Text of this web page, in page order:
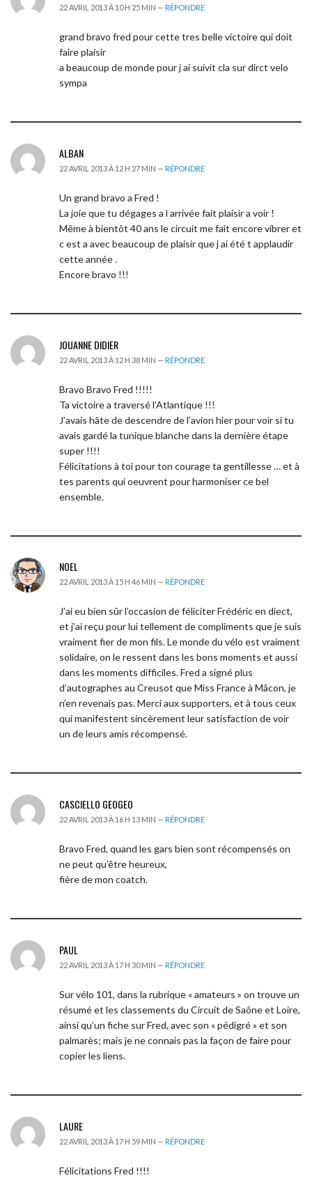
22 AVRIL 2013 À 10 H 25 MIN — RÉPONDRE
grand bravo fred pour cette tres belle victoire qui doit
faire plaisir
a beaucoup de monde pour j ai suivit cla sur dirct velo
sympa
ALBAN
22 AVRIL 2013 À 12 H 27 MIN — RÉPONDRE
Un grand bravo a Fred !
La joie que tu dégages a l arrivée fait plaisir a voir !
Même à bientôt 40 ans le circuit me fait encore vibrer et
c est a avec beaucoup de plaisir que j ai été t applaudir
cette année .
Encore bravo !!!
JOUANNE DIDIER
22 AVRIL 2013 À 12 H 38 MIN — RÉPONDRE
Bravo Bravo Fred !!!!!
Ta victoire a traversé l’Atlantique !!!
J’avais hâte de descendre de l’avion hier pour voir si tu
avais gardé la tunique blanche dans la dernière étape
super !!!!
Félicitations à toi pour ton courage ta gentillesse … et à
tes parents qui oeuvrent pour harmoniser ce bel
ensemble.
NOEL
22 AVRIL 2013 À 15 H 46 MIN — RÉPONDRE
J’ai eu bien sûr l’occasion de féliciter Frédéric en diect,
et j’ai reçu pour lui tellement de compliments que je suis
vraiment fier de mon fils. Le monde du vélo est vraiment
solidaire, on le ressent dans les bons moments et aussi
dans les moments difficiles. Fred a signé plus
d’autographes au Creusot que Miss France à Mâcon, je
n’en revenais pas. Merci aux supporters, et à tous ceux
qui manifestent sincèrement leur satisfaction de voir
un de leurs amis récompensé.
CASCIELLO GEOGEO
22 AVRIL 2013 À 16 H 13 MIN — RÉPONDRE
Bravo Fred, quand les gars bien sont récompensés on
ne peut qu’être heureux,
fière de mon coatch.
PAUL
22 AVRIL 2013 À 17 H 30 MIN — RÉPONDRE
Sur vélo 101, dans la rubrique « amateurs » on trouve un
résumé et les classements du Circuit de Saône et Loire,
ainsi qu’un fiche sur Fred, avec son « pédigré » et son
palmarès; mais je ne connais pas la façon de faire pour
copier les liens.
LAURE
22 AVRIL 2013 À 17 H 59 MIN — RÉPONDRE
Félicitations Fred !!!!